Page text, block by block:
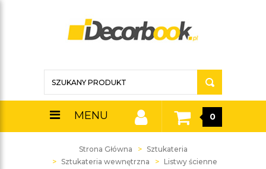
MENU 0
Strona Główna
Sztukateria
Sztukateria wewnętrzna
Listwy ścienne